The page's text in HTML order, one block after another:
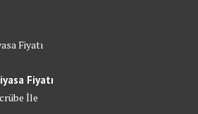
Fiyatı
Fiyatı
İle